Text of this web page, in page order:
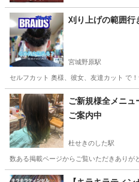
刈り上げの範囲行
宮城野原駅
セルフカット 奥様、彼女、友達カット で
宮城 仙台市 宮城野原駅 ヘ
ご新規様全メニ
ご案内中
杜せきのした駅
数ある掲載ページからご覧いただきありが
宮城 名取市 杜せきのした駅